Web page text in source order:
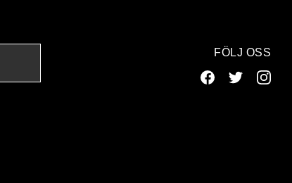
FÖLJ OSS